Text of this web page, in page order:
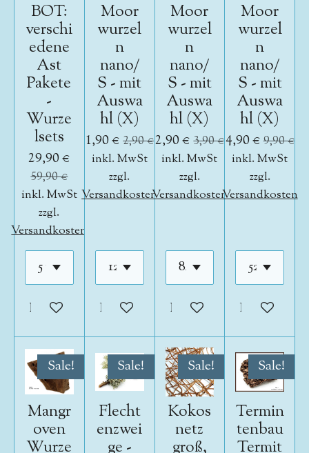
BOT:
verschi
edene
Ast
Pakete
-
Wurze
lsets
29,90 €
59,90 €
inkl. MwSt
zzgl.
Versandkosten
In den Warenkorb
Moor
wurzel
n
nano/
S - mit
Auswa
hl (X)
1,90 € 2,90 €
inkl. MwSt
zzgl.
Versandkosten
In den Warenkorb
Moor
wurzel
n
nano/
S - mit
Auswa
hl (X)
2,90 € 3,90 €
inkl. MwSt
zzgl.
Versandkosten
In den Warenkorb
Moor
wurzel
n
nano/
S - mit
Auswa
hl (X)
4,90 €9,90 €
inkl. MwSt
zzgl.
Versandkosten
In den
Sale!
Mangr
oven
Wurze
Sale!
Flecht
enzwei
ge -
Sale!
Kokos
netz
groß,
Sale!
Termin
tenbau
Termit